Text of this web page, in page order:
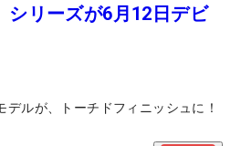
シリーズが6月12日デビ
ルが、トーチドフィニッシュに！